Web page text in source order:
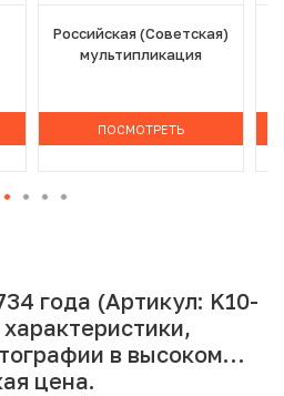
Российская (Советская)
мультипликация
ПОСМОТРЕТЬ
года (Артикул: K10-
в высоком
цена.